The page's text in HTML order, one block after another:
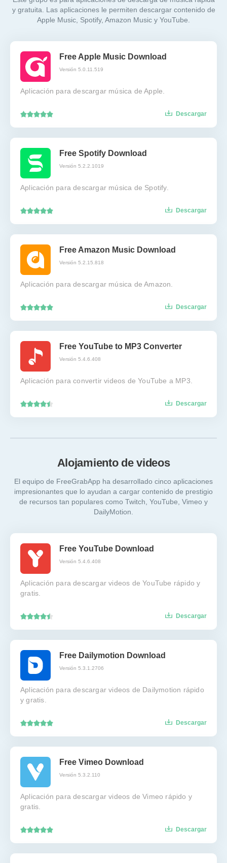
y gratuita. Las aplicaciones le permiten descargar contenido de
Apple Music, Spotify, Amazon Music y YouTube.
Free Apple Music Download
Versión 5.0.11.519
Aplicación para descargar música de Apple.
Descargar
Free Spotify Download
Versión 5.2.2.1019
Aplicación para descargar música de Spotify.
Descargar
Free Amazon Music Download
Versión 5.2.15.818
Aplicación para descargar música de Amazon.
Descargar
Free YouTube to MP3 Converter
Versión 5.4.6.408
Aplicación para convertir videos de YouTube a MP3.
Descargar
Alojamiento de videos
El equipo de FreeGrabApp ha desarrollado cinco aplicaciones
impresionantes que lo ayudan a cargar contenido de prestigio
de recursos tan populares como Twitch, YouTube, Vimeo y
DailyMotion.
Free YouTube Download
Versión 5.4.6.408
Aplicación para descargar videos de YouTube rápido y
gratis.
Descargar
Free Dailymotion Download
Versión 5.3.1.2706
Aplicación para descargar videos de Dailymotion rápido
y gratis.
Descargar
Free Vimeo Download
Versión 5.3.2.110
Aplicación para descargar videos de Vimeo rápido y
gratis.
Descargar